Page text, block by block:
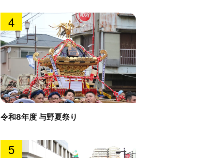
令和8年度 与野夏祭り
4
5